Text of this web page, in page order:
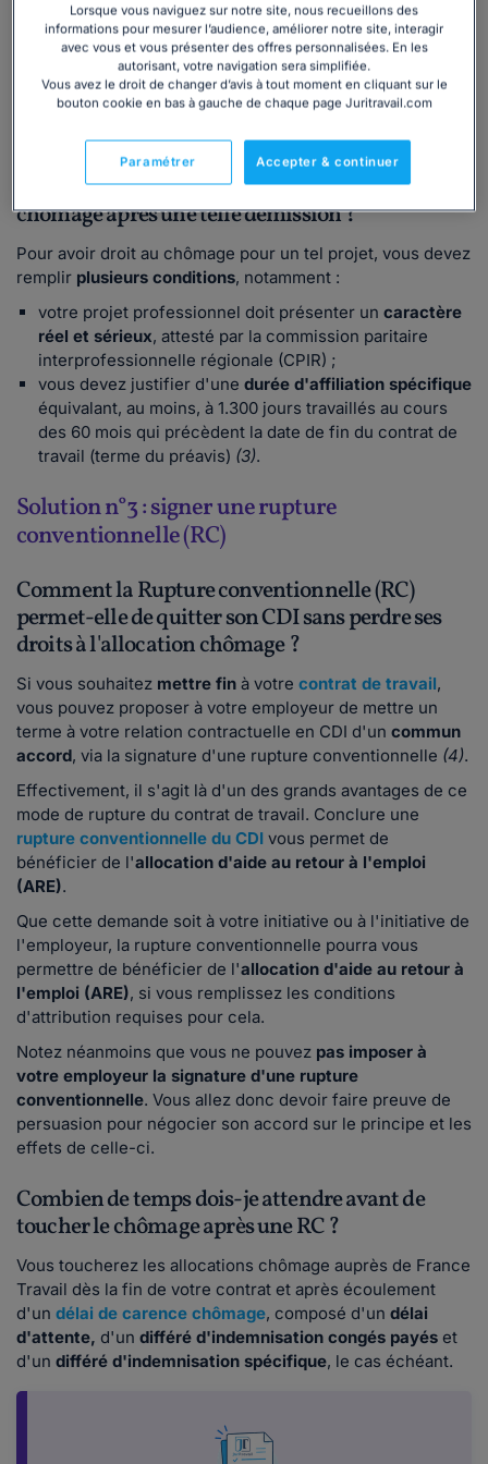
allocations chômage, sous certaines conditions, les
salariés qui démissionnent pourpoursuivre un projet de
reconversion professionnellenécessitant le suivi d'une
formation ou unprojet de création ou de reprise d'une
entreprise . Elle est communément appelée la "démission
pour création d'entreprise" ou "démission-reconversion".
Quelles sont les conditions pour toucher le
chômage après une telle démission ?
Pour avoir droit au chômage pour un tel projet, vous devez
remplir plusieurs conditions, notamment :
votre projet professionnel doit présenter un caractère
réel et sérieux, attesté par la commission paritaire
interprofessionnelle régionale (CPIR) ;
vous devez justifier d'une durée d'affiliation spécifique
équivalant, au moins, à 1.300 jours travaillés au cours
des 60 mois qui précèdent la date de fin du contrat de
travail (terme du préavis) (3).
Solution n°3 : signer une rupture
conventionnelle (RC)
Comment la Rupture conventionnelle (RC)
permet-elle de quitter son CDI sans perdre ses
droits à l'allocation chômage ?
Si vous souhaitez mettre fin à votre contrat de travail,
vous pouvez proposer à votre employeur de mettre un
terme à votre relation contractuelle en CDI d'un commun
accord, via la signature d'une rupture conventionnelle (4).
Effectivement, il s'agit là d'un des grands avantages de ce
mode de rupture du contrat de travail. Conclure une
rupture conventionnelle du CDI vous permet de
bénéficier de l'allocation d'aide au retour à l'emploi
(ARE).
Que cette demande soit à votre initiative ou à l'initiative de
l'employeur, la rupture conventionnelle pourra vous
permettre de bénéficier de l'allocation d'aide au retour à
l'emploi (ARE), si vous remplissez les conditions
d'attribution requises pour cela.
Notez néanmoins que vous ne pouvez pas imposer à
votre employeur la signature d'une rupture
conventionnelle. Vous allez donc devoir faire preuve de
persuasion pour négocier son accord sur le principe et les
effets de celle-ci.
Combien de temps dois-je attendre avant de
toucher le chômage après une RC ?
Vous toucherez les allocations chômage auprès de France
Travail dès la fin de votre contrat et après écoulement
d'un délai de carence chômage, composé d'un délai
d'attente, d'un différé d'indemnisation congés payés et
d'un différé d'indemnisation spécifique, le cas échéant.
Lorsque vous naviguez sur notre site, nous recueillons des
informations pour mesurer l’audience, améliorer notre site, interagir
avec vous et vous présenter des offres personnalisées. En les
autorisant, votre navigation sera simplifiée.
Vous avez le droit de changer d’avis à tout moment en cliquant sur le
bouton cookie en bas à gauche de chaque page Juritravail.com
Accepter & continuer
Paramétrer